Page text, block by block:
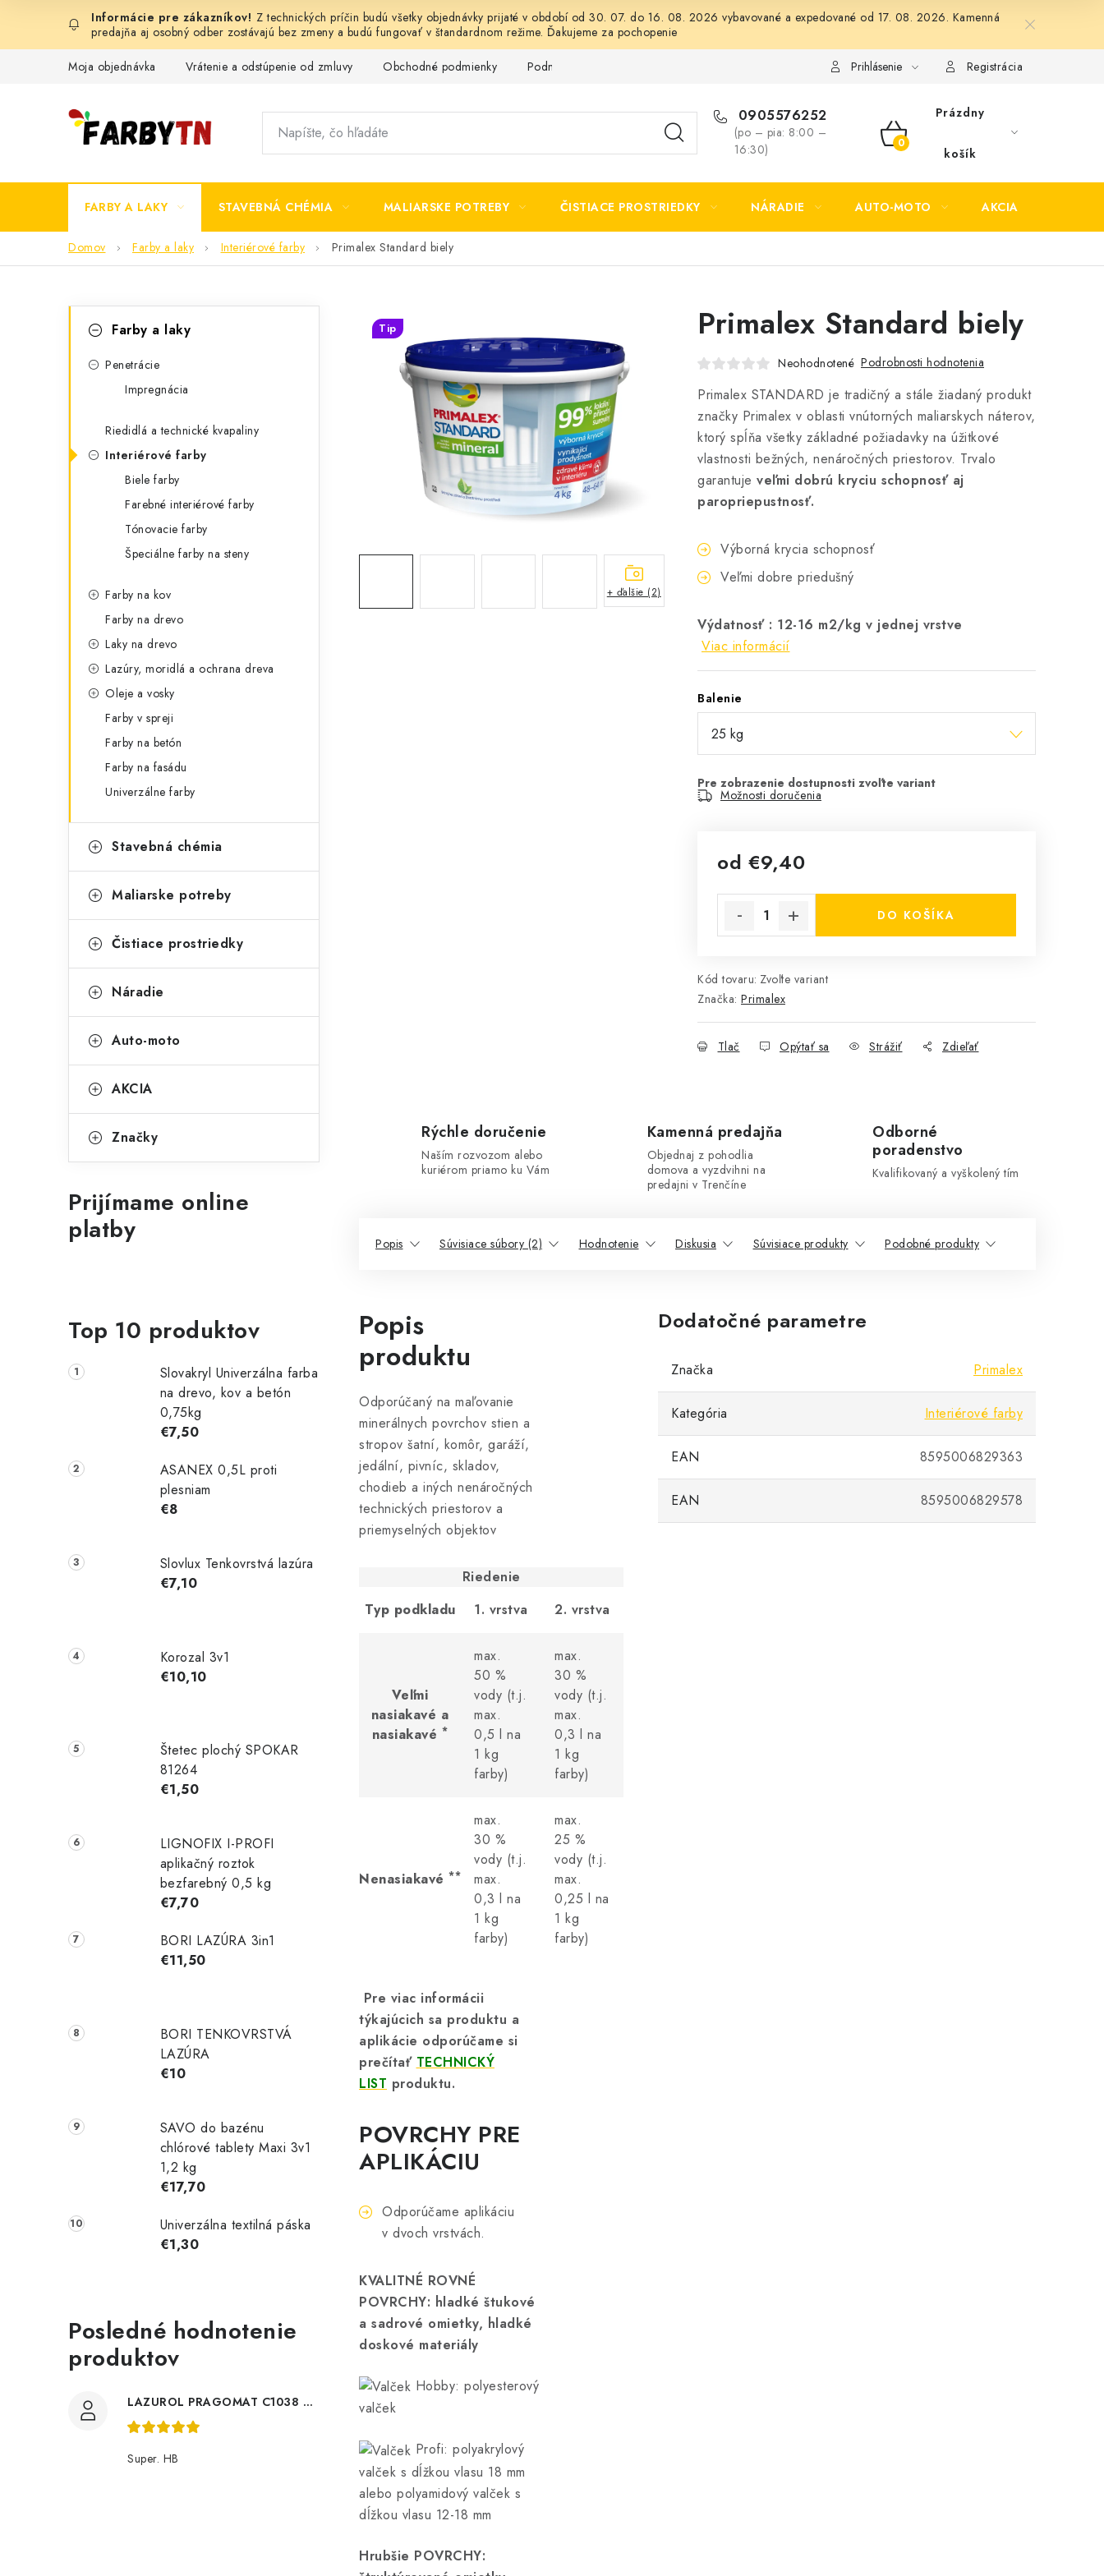
obsah
Z technických príčin budú všetky objednávky prijaté v období od 30. 07. do 16. 08. 2026 vybavované a expedované od 17. 08. 2026. Kamenná
predajňa aj osobný odber zostávajú bez zmeny a budú fungovať v štandardnom režime. Ďakujeme za pochopenie
Moja objednávka Vrátenie a odstúpenie od zmluvy Obchodné podmienky Podmienky ochrany osobných údajov Formulár na odstúpenie od zmluvy Formulár na reklamáciu
Prihlásenie Registrácia
0905576252
(po – pia: 8:00 –
16:30)
NÁKUPNÝ
Prázdny
košík
FARBY A LAKY STAVEBNÁ CHÉMIA MALIARSKE POTREBY ČISTIACE PROSTRIEDKY NÁRADIE AUTO-MOTO AKCIA
Domov Farby a laky Interiérové farby Primalex Standard biely
ý
kategórie
ó
Farby a laky
Penetrácie
Impregnácia
Riedidlá a technické kvapaliny
Interiérové farby
Biele farby
Farebné interiérové farby
Tónovacie farby
Špeciálne farby na steny
Farby na kov
Farby na drevo
Laky na drevo
Lazúry, moridlá a ochrana dreva
Oleje a vosky
Farby v spreji
Farby na betón
Farby na fasádu
Univerzálne farby
Stavebná chémia
Maliarske potreby
Čistiace prostriedky
Náradie
Auto-moto
AKCIA
Značky
Prijímame online
platby
Top 10 produktov
Slovakryl Univerzálna farba
na drevo, kov a betón
0,75kg
€7,50
ASANEX 0,5L proti
plesniam
€8
Slovlux Tenkovrstvá lazúra
€7,10
Korozal 3v1
€10,10
Štetec plochý SPOKAR
81264
€1,50
LIGNOFIX I-PROFI
aplikačný roztok
bezfarebný 0,5 kg
€7,70
BORI LAZÚRA 3in1
€11,50
BORI TENKOVRSTVÁ
LAZÚRA
€10
SAVO do bazénu
chlórové tablety Maxi 3v1
1,2 kg
€17,70
Univerzálna textilná páska
€1,30
Posledné hodnotenie
produktov
LAZUROL PRAGOMAT C1038 0,75l
Super. HB
Primalex Standard biely
Neohodnotené Podrobnosti hodnotenia
Primalex STANDARD je tradičný a stále žiadaný produkt
značky Primalex v oblasti vnútorných maliarskych náterov,
ktorý spĺňa všetky základné požiadavky na úžitkové
vlastnosti bežných, nenáročných priestorov. Trvalo
garantuje veľmi dobrú kryciu schopnosť aj
paropriepustnosť.
Výborná krycia schopnosť
Veľmi dobre priedušný
Výdatnosť : 12-16 m2/kg v jednej vrstve
Viac informácií
Balenie
Možnosti doručenia
od €9,40
DO KOŠÍKA
Kód tovaru: Zvoľte variant
Značka: Primalex
Tlač Opýtať sa Strážiť Zdieľať
Tip
+ ďalšie (2)
Rýchle doručenie
Naším rozvozom alebo
kuriérom priamo ku Vám
Kamenná predajňa
Objednaj z pohodlia
domova a vyzdvihni na
predajni v Trenčíne
Odborné
poradenstvo
Kvalifikovaný a vyškolený tím
Popis Súvisiace súbory (2) Hodnotenie Diskusia Súvisiace produkty Podobné produkty
Popis
produktu
Odporúčaný na maľovanie
minerálnych povrchov stien a
stropov šatní, komôr, garáží,
jedální, pivníc, skladov,
chodieb a iných nenáročných
technických priestorov a
priemyselných objektov
Riedenie
Typ podkladu
1. vrstva 2. vrstva
Veľmi
nasiakavé a
nasiakavé *
max.
50 %
vody (t.j.
max.
0,5 l na
1 kg
farby)
max.
30 %
vody (t.j.
max.
0,3 l na
1 kg
farby)
Nenasiakavé **
max.
30 %
vody (t.j.
max.
0,3 l na
1 kg
farby)
max.
25 %
vody (t.j.
max.
0,25 l na
1 kg
farby)
Pre viac informácii
týkajúcich sa produktu a
aplikácie odporúčame si
prečítať TECHNICKÝ
LIST produktu.
POVRCHY PRE
APLIKÁCIU
Odporúčame aplikáciu
v dvoch vrstvách.
KVALITNÉ ROVNÉ
POVRCHY: hladké štukové
a sadrové omietky, hladké
doskové materiály
Hobby: polyesterový
valček
Profi: polyakrylový
valček s dĺžkou vlasu 18 mm
alebo polyamidový valček s
dĺžkou vlasu 12-18 mm
Hrubšie POVRCHY:
Dodatočné parametre
Značka Primalex
Kategória Interiérové farby
EAN 8595006829363
EAN 8595006829578